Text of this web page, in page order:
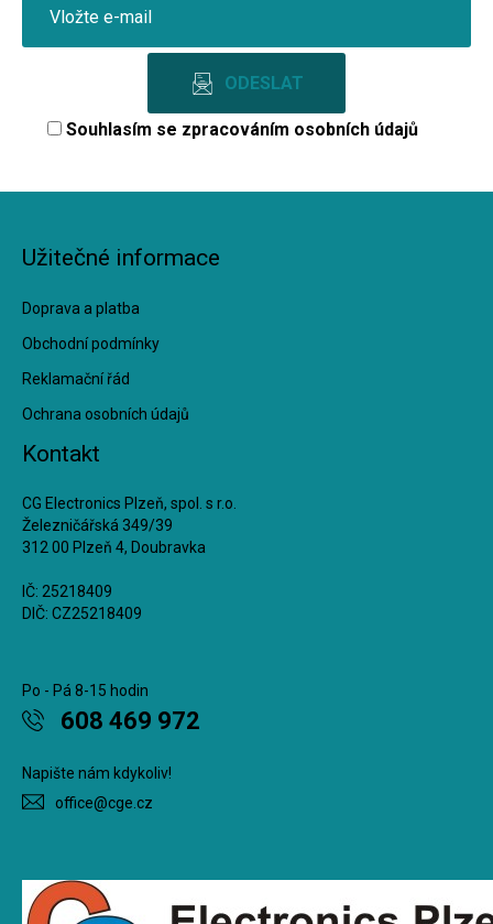
Souhlasím se zpracováním osobních údajů
Užitečné informace
Doprava a platba
Obchodní podmínky
Reklamační řád
Ochrana osobních údajů
Kontakt
CG Electronics Plzeň, spol. s r.o.
Železničářská 349/39
312 00 Plzeň 4, Doubravka
IČ: 25218409
DIČ: CZ25218409
Po - Pá 8-15 hodin
608 469 972
Napište nám kdykoliv!
office@cge.cz